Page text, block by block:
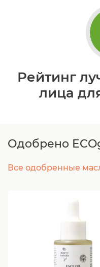
Рейтинг
лица
Одобрено
Все одобренные